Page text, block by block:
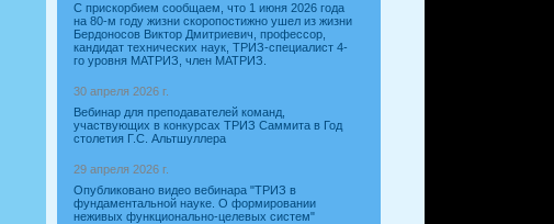
С прискорбием сообщаем, что 1 июня 2026 года
на 80-м году жизни скоропостижно ушел из жизни
Бердоносов Виктор Дмитриевич, профессор,
кандидат технических наук, ТРИЗ-специалист 4-
го уровня МАТРИЗ, член МАТРИЗ.
30 апреля 2026 г.
Вебинар для преподавателей команд,
участвующих в конкурсах ТРИЗ Саммита в Год
столетия Г.С. Альтшуллера
29 апреля 2026 г.
Опубликовано видео вебинара "ТРИЗ в
фундаментальной науке. О формировании
неживых функционально-целевых систем"